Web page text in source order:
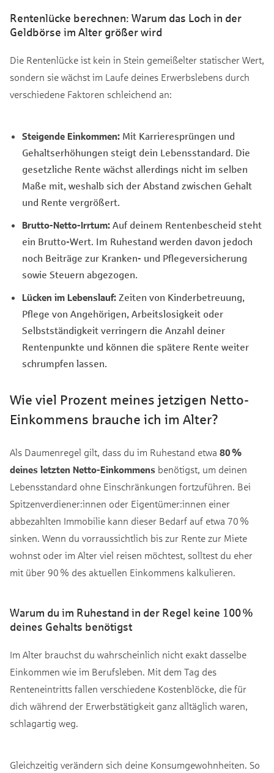
Rentenlücke berechnen: Warum das Loch in der
Geldbörse im Alter größer wird
Die Rentenlücke ist kein in Stein gemeißelter statischer Wert,
sondern sie wächst im Laufe deines Erwerbslebens durch
verschiedene Faktoren schleichend an:
Steigende Einkommen: Mit Karrieresprüngen und
Gehaltserhöhungen steigt dein Lebensstandard. Die
gesetzliche Rente wächst allerdings nicht im selben
Maße mit, weshalb sich der Abstand zwischen Gehalt
und Rente vergrößert.
Brutto-Netto-Irrtum: Auf deinem Rentenbescheid steht
ein Brutto-Wert. Im Ruhestand werden davon jedoch
noch Beiträge zur Kranken- und Pflegeversicherung
sowie Steuern abgezogen.
Lücken im Lebenslauf: Zeiten von Kinderbetreuung,
Pflege von Angehörigen, Arbeitslosigkeit oder
Selbstständigkeit verringern die Anzahl deiner
Rentenpunkte und können die spätere Rente weiter
schrumpfen lassen.
Wie viel Prozent meines jetzigen Netto-
Einkommens brauche ich im Alter?
Als Daumenregel gilt, dass du im Ruhestand etwa 80 %
deines letzten Netto-Einkommens benötigst, um deinen
Lebensstandard ohne Einschränkungen fortzuführen. Bei
Spitzenverdiener:innen oder Eigentümer:innen einer
abbezahlten Immobilie kann dieser Bedarf auf etwa 70 %
sinken. Wenn du vorraussichtlich bis zur Rente zur Miete
wohnst oder im Alter viel reisen möchtest, solltest du eher
mit über 90 % des aktuellen Einkommens kalkulieren.
Warum du im Ruhestand in der Regel keine 100 %
deines Gehalts benötigst
Im Alter brauchst du wahrscheinlich nicht exakt dasselbe
Einkommen wie im Berufsleben. Mit dem Tag des
Renteneintritts fallen verschiedene Kostenblöcke, die für
dich während der Erwerbstätigkeit ganz alltäglich waren,
schlagartig weg.
Gleichzeitig verändern sich deine Konsumgewohnheiten. So